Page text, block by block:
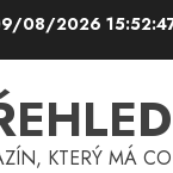
08/2026
KTERÝ MÁ